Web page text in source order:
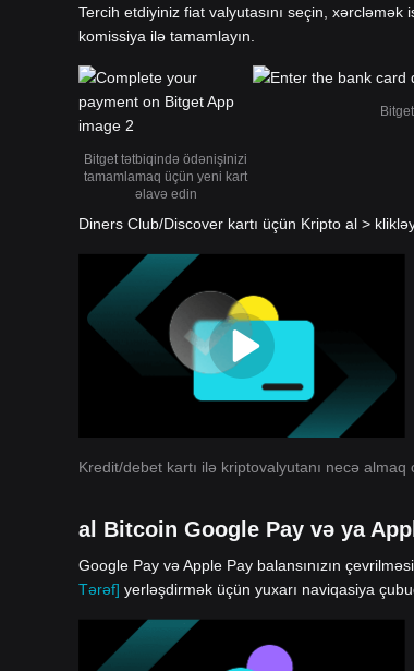
Tercih etdiyiniz fiat valyutasını seçin, xərcləmək
komissiya ilə tamamlayın.
Bitget tətbiqində ödənişinizi
tamamlamaq üçün yeni kart
əlavə edin
Diners Club/Discover kartı üçün Kripto al >
Kredit/debet kartı ilə kriptovalyutanı necə almaq
al Bitcoin Google Pay və ya
Google Pay və Apple Pay balansınızın
Tərəf] yerləşdirmək üçün yuxarı naviqasiya